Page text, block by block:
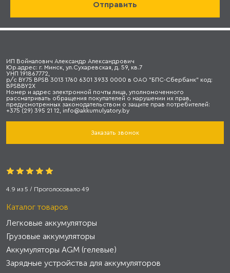
ИП Войналович Александр Александрович
Юр.адрес: г. Минск, ул.Сухаревская, д. 59, кв.7
УНП 191867772,
р/с BY75 BPSB 3013 1760 6301 3933 0000 в ОАО "БПС-Сбербанк" код:
BPSBBY2X
Номер и адрес электронной почты лица, уполномоченного
рассматривать обращения покупателей о нарушении их прав,
предусмотренных законодательством о защите прав потребителей:
+375 (29) 395 21 12, info@akkumulyatory.by
Заказать звонок
4.9 из 5 / Проголосовало 49
Каталог товаров
Легковые аккумуляторы
Грузовые аккумуляторы
Аккумуляторы AGM (гелевые)
Зарядные устройства для аккумуляторов